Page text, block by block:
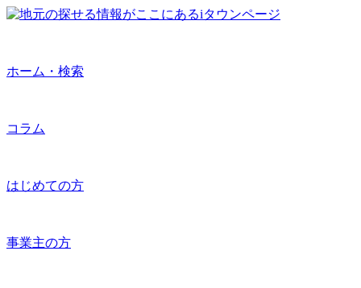
ホーム・検索
コラム
はじめての方
事業主の方